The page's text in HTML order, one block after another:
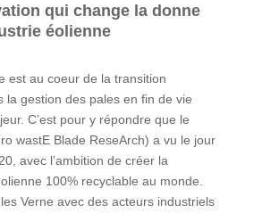
qui change la donne
éolienne
est au coeur de la transition
la gestion des pales en fin de vie
C’est pour y répondre que le
wastE Blade ReseArch) a vu le jour
avec l’ambition de créer la
100% recyclable au monde.
Verne avec des acteurs industriels